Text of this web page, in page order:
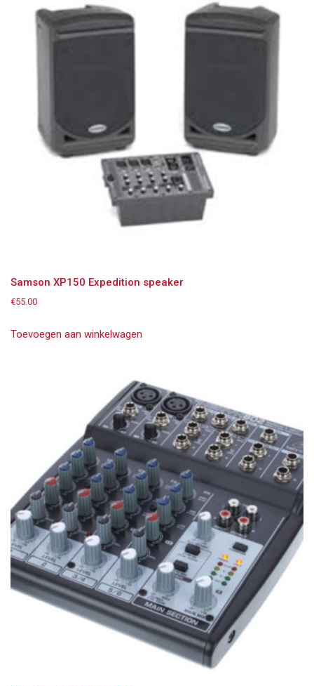
Samson XP150 Expedition speaker
€55.00
Toevoegen aan winkelwagen